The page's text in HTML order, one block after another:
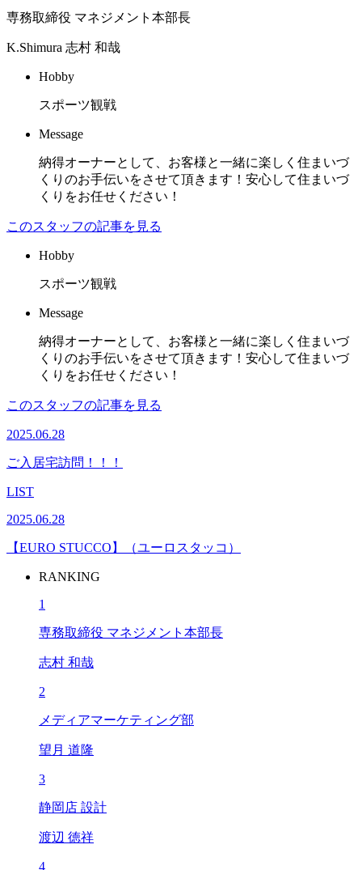
専務取締役 マネジメント本部長
K.Shimura 志村 和哉
Hobby
スポーツ観戦
Message
納得オーナーとして、お客様と一緒に楽しく住まいづ
くりのお手伝いをさせて頂きます！安心して住まいづ
くりをお任せください！
このスタッフの記事を見る
Hobby
スポーツ観戦
Message
納得オーナーとして、お客様と一緒に楽しく住まいづ
くりのお手伝いをさせて頂きます！安心して住まいづ
くりをお任せください！
このスタッフの記事を見る
2025.06.28
ご入居宅訪問！！！
LIST
2025.06.28
【EURO STUCCO】（ユーロスタッコ）
RANKING
1
専務取締役 マネジメント本部長
志村 和哉
2
メディアマーケティング部
望月 道隆
3
静岡店 設計
渡辺 徳祥
4